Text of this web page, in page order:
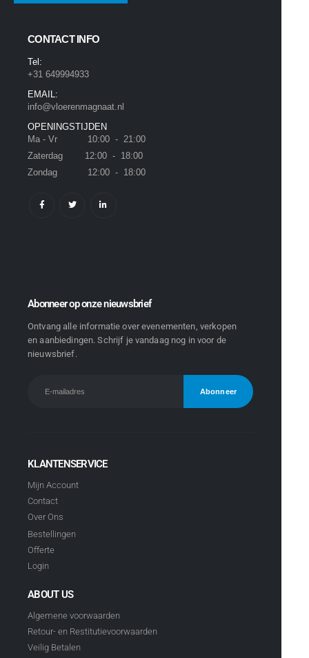
CONTACT INFO
Tel:
+31 649994933
EMAIL:
info@vloerenmagnaat.nl
OPENINGSTIJDEN
Ma - Vr 10:00 - 21:00
Zaterdag 12:00 - 18:00
Zondag 12:00 - 18:00
Abonneer op onze nieuwsbrief
Ontvang alle informatie over evenementen, verkopen
en aanbiedingen. Schrijf je vandaag nog in voor de
nieuwsbrief.
KLANTENSERVICE
Mijn Account
Contact
Over Ons
Bestellingen
Offerte
Login
ABOUT US
Algemene voorwaarden
Retour- en Restitutievoorwaarden
Veilig Betalen